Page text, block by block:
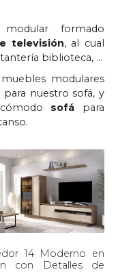
formado
televisión, al cual
biblioteca, …
modulares
para nuestro sofá, y
sofá para
14 Moderno en
con Detalles de